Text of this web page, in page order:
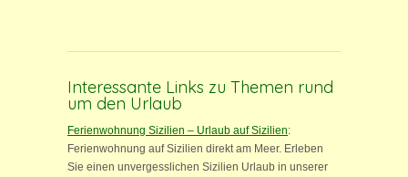
Interessante Links zu Themen rund
um den Urlaub
Ferienwohnung Sizilien – Urlaub auf Sizilien:
Ferienwohnung auf Sizilien direkt am Meer. Erleben
Sie einen unvergesslichen Sizilien Urlaub in unserer